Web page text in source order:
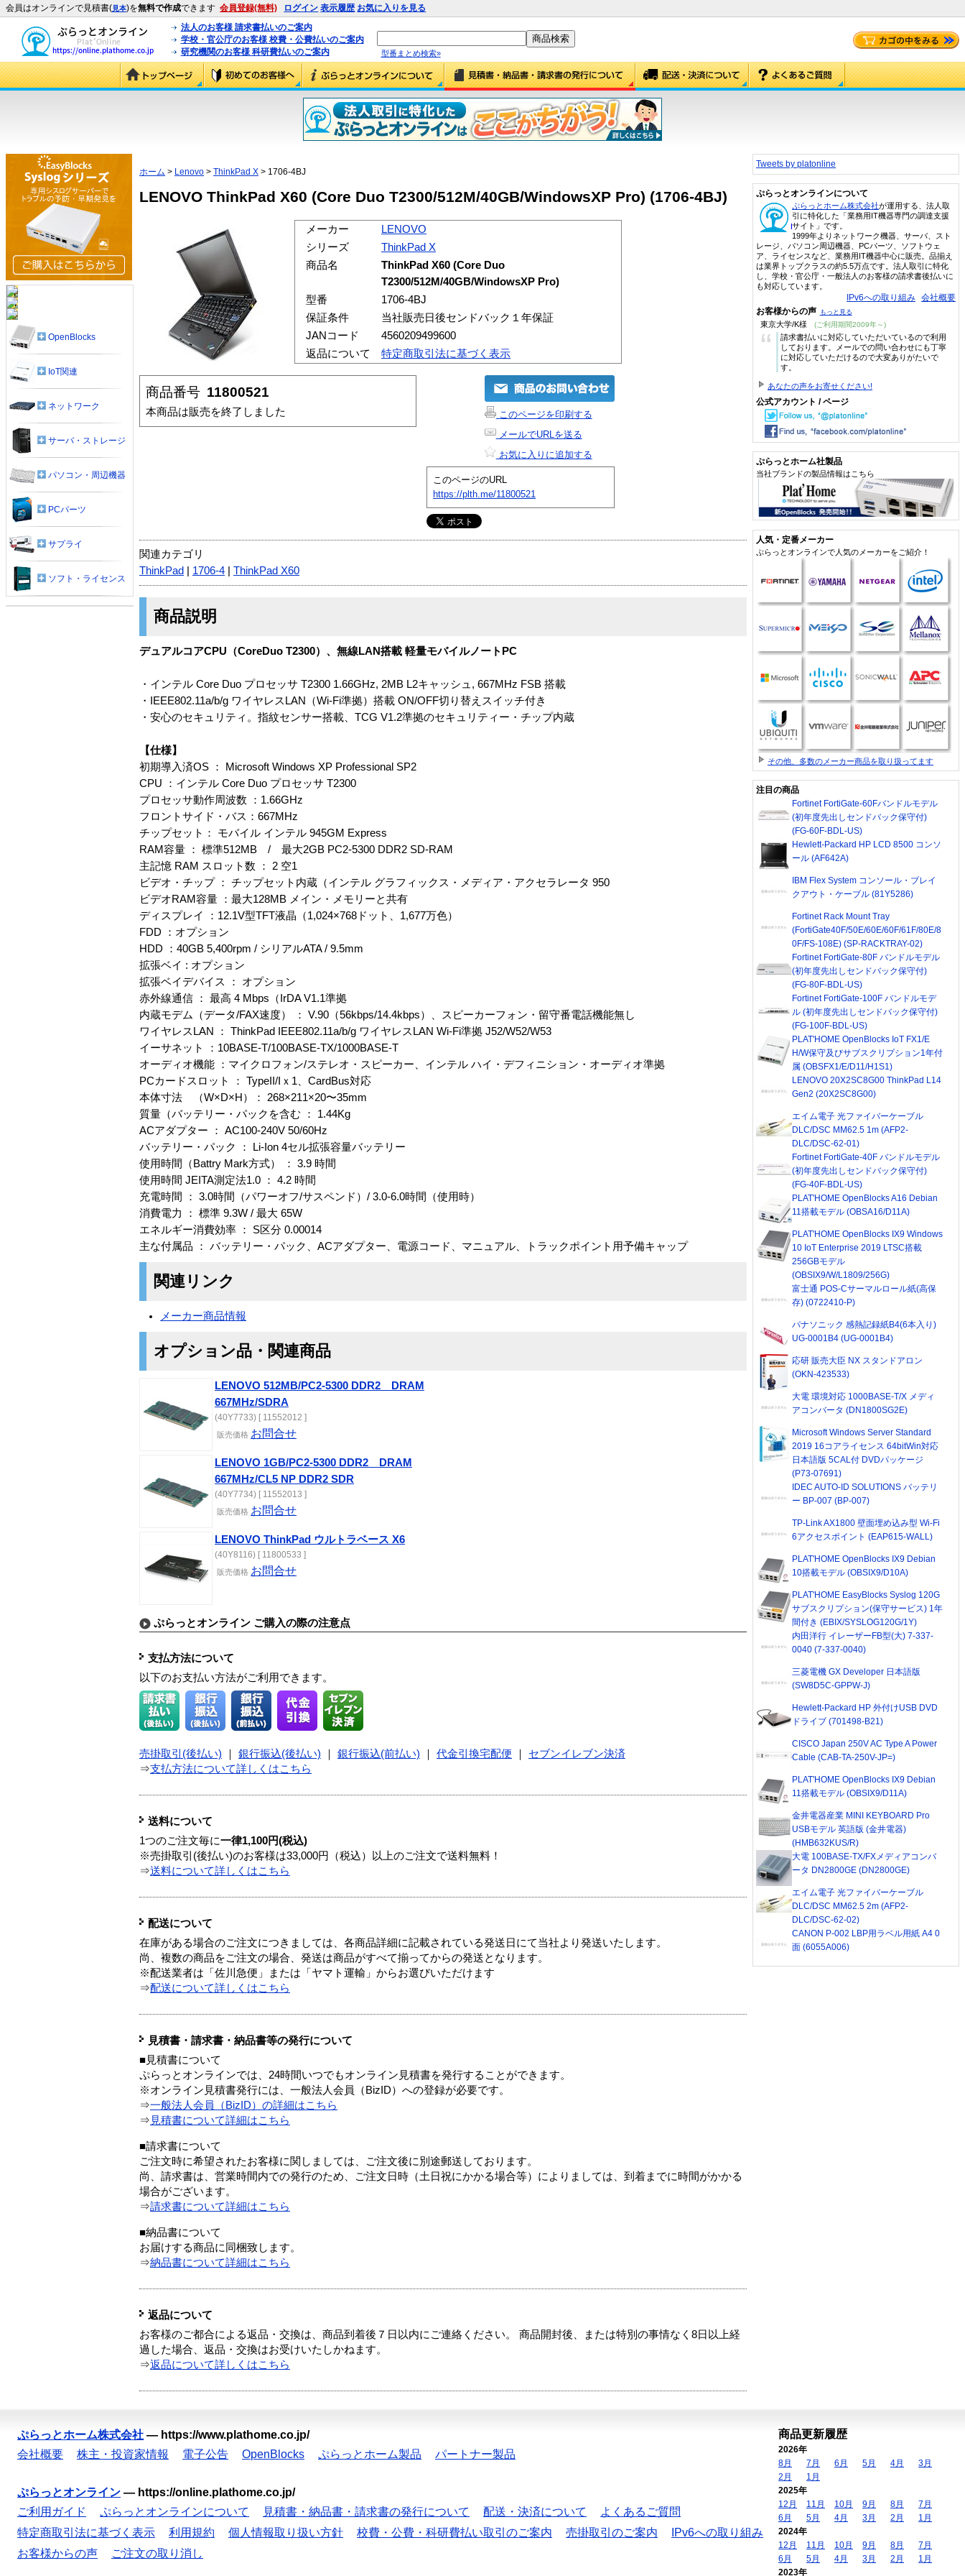
会員はオンラインで見積書(見本)を無料で作成できます 会員登録(無料) ログイン 表示履歴 お気に入りを見る
法人のお客様 請求書払いのご案内
学校・官公庁のお客様 校費・公費払いのご案内
研究機関のお客様 科研費払いのご案内
型番まとめ検索»
ホーム > Lenovo > ThinkPad X > 1706-4BJ
LENOVO ThinkPad X60 (Core Duo T2300/512M/40GB/WindowsXP Pro) (1706-4BJ)
メーカー
LENOVO
シリーズ
ThinkPad X
商品名
ThinkPad X60 (Core Duo
T2300/512M/40GB/WindowsXP Pro)
型番
1706-4BJ
保証条件
当社販売日後センドバック１年保証
JANコード
4560209499600
返品について
特定商取引法に基づく表示
商品番号 11800521
本商品は販売を終了しました
このページを印刷する
メールでURLを送る
お気に入りに追加する
このページのURL
https://plth.me/11800521
関連カテゴリ
ThinkPad
1706-4 ThinkPad X60
商品説明
デュアルコアCPU（CoreDuo T2300）、無線LAN搭載 軽量モバイルノートPC
・インテル Core Duo プロセッサ T2300 1.66GHz, 2MB L2キャッシュ, 667MHz FSB 搭載
・IEEE802.11a/b/g ワイヤレスLAN（Wi-Fi準拠）搭載 ON/OFF切り替えスイッチ付き
・安心のセキュリティ。指紋センサー搭載、TCG V1.2準拠のセキュリティー・チップ内蔵
【仕様】
初期導入済OS ： Microsoft Windows XP Professional SP2
CPU ：インテル Core Duo プロセッサ T2300
プロセッサ動作周波数 ：1.66GHz
フロントサイド・バス：667MHz
チップセット： モバイル インテル 945GM Express
RAM容量 ： 標準512MB / 最大2GB PC2-5300 DDR2 SD-RAM
主記憶 RAM スロット数 ： 2 空1
ビデオ・チップ ： チップセット内蔵（インテル グラフィックス・メディア・アクセラレータ 950
ビデオRAM容量 ：最大128MB メイン・メモリーと共有
ディスプレイ ：12.1V型TFT液晶（1,024×768ドット、1,677万色）
FDD ：オプション
HDD ：40GB 5,400rpm / シリアルATA / 9.5mm
拡張ベイ : オプション
拡張ベイデバイス ： オプション
赤外線通信 ： 最高 4 Mbps（IrDA V1.1準拠
内蔵モデム（データ/FAX速度） ： V.90（56kbps/14.4kbps）、スピーカーフォン・留守番電話機能無し
ワイヤレスLAN ： ThinkPad IEEE802.11a/b/g ワイヤレスLAN Wi-Fi準拠 J52/W52/W53
イーサネット ：10BASE-T/100BASE-TX/1000BASE-T
オーディオ機能 ：マイクロフォン/ステレオ・スピーカー、インテル ハイ・デフィニション・オーディオ準拠
PCカードスロット ： TypeII/Iｘ1、CardBus対応
本体寸法 （W×D×H）： 268×211×20〜35mm
質量（バッテリー・パックを含む ： 1.44Kg
ACアダプター ： AC100-240V 50/60Hz
バッテリー・パック ： Li-Ion 4セル拡張容量バッテリー
使用時間（Battry Mark方式） ： 3.9 時間
使用時間 JEITA測定法1.0 ： 4.2 時間
充電時間 ： 3.0時間（パワーオフ/サスペンド）/ 3.0-6.0時間（使用時）
消費電力 ： 標準 9.3W / 最大 65W
エネルギー消費効率 ： S区分 0.00014
主な付属品 ： バッテリー・パック、ACアダプター、電源コード、マニュアル、トラックポイント用予備キャップ
関連リンク
メーカー商品情報
オプション品・関連商品
LENOVO 512MB/PC2-5300 DDR2 DRAM
667MHz/SDRA
(40Y7733) [ 11552012 ]
販売価格 お問合せ
LENOVO 1GB/PC2-5300 DDR2 DRAM
667MHz/CL5 NP DDR2 SDR
(40Y7734) [ 11552013 ]
販売価格 お問合せ
LENOVO ThinkPad ウルトラベース X6
(40Y8116) [ 11800533 ]
販売価格 お問合せ
ぷらっとオンライン ご購入の際の注意点
支払方法について
以下のお支払い方法がご利用できます。
売掛取引(後払い) 銀行振込(後払い) 銀行振込(前払い) 代金引換宅配便
セブンイレブン決済
⇒支払方法について詳しくはこちら
送料について
1つのご注文毎に一律1,100円(税込)
※売掛取引(後払い)のお客様は33,000円（税込）以上のご注文で送料無料！
⇒送料について詳しくはこちら
配送について
在庫がある場合のご注文につきましては、各商品詳細に記載されている発送日にて当社より発送いたします。
尚、複数の商品をご注文の場合、発送は商品がすべて揃ってからの発送となります。
※配送業者は「佐川急便」または「ヤマト運輸」からお選びいただけます
⇒配送について詳しくはこちら
見積書・請求書・納品書等の発行について
■見積書について
ぷらっとオンラインでは、24時間いつでもオンライン見積書を発行することができます。
※オンライン見積書発行には、一般法人会員（BizID）への登録が必要です。
⇒一般法人会員（BizID）の詳細はこちら
⇒ 見積書について詳細はこちら
■請求書について
ご注文時に希望されたお客様に関しましては、ご注文後に別途郵送しております。
尚、請求書は、営業時間内での発行のため、ご注文日時（土日祝にかかる場合等）によりましては、到着までに時間がかかる
場合がございます。
⇒請求書について詳細はこちら
■納品書について
お届けする商品に同梱致します。
⇒納品書について詳細はこちら
返品について
お客様のご都合による返品・交換は、商品到着後７日以内にご連絡ください。 商品開封後、または特別の事情なく8日以上経
過した場合、返品・交換はお受けいたしかねます。
⇒返品について詳しくはこちら
OpenBlocks
IoT関連
ネットワーク
サーバ・ストレージ
パソコン・周辺機器
PCパーツ
サプライ
ソフト・ライセンス
Tweets by platonline
ぷらっとオンラインについて
ぷらっとホーム株式会社が運用する、法人取
引に特化した「業務用IT機器専門の調達支援
サイト」です。
1999年よりネットワーク機器、サーバ、スト
レージ、パソコン周辺機器、PCパーツ、ソフトウェ
ア、ライセンスなど、業務用IT機器中心に販売。品揃え
は業界トップクラスの約5.5万点です。法人取引に特化
し、学校・官公庁・一般法人のお客様の請求書後払いに
も対応しています。
IPv6への取り組み 会社概要
お客様からの声 もっと見る
東京大学/K様 (ご利用期間2009年～)
“
請求書払いに対応していただいているので利用
しております。メールでの問い合わせにも丁寧
に対応していただけるので大変ありがたいで
す。
あなたの声をお寄せください!
公式アカウント / ページ
ぷらっとホーム社製品
当社ブランドの製品情報はこちら
人気・定番メーカー
ぷらっとオンラインで人気のメーカーをご紹介！
その他、多数のメーカー商品を取り扱ってます
注目の商品
Fortinet FortiGate-60Fバンドルモデル
(初年度先出しセンドバック保守付)
(FG-60F-BDL-US)
Hewlett-Packard HP LCD 8500 コンソ
ール (AF642A)
IBM Flex System コンソール・ブレイ
クアウト・ケーブル (81Y5286)
Fortinet Rack Mount Tray
(FortiGate40F/50E/60E/60F/61F/80E/8
0F/FS-108E) (SP-RACKTRAY-02)
Fortinet FortiGate-80F バンドルモデル
(初年度先出しセンドバック保守付)
(FG-80F-BDL-US)
Fortinet FortiGate-100F バンドルモデ
ル (初年度先出しセンドバック保守付)
(FG-100F-BDL-US)
PLAT'HOME OpenBlocks IoT FX1/E
H/W保守及びサブスクリプション1年付
属 (OBSFX1/E/D11/H1S1)
LENOVO 20X2SC8G00 ThinkPad L14
Gen2 (20X2SC8G00)
エイム電子 光ファイバーケーブル
DLC/DSC MM62.5 1m (AFP2-
DLC/DSC-62-01)
Fortinet FortiGate-40F バンドルモデル
(初年度先出しセンドバック保守付)
(FG-40F-BDL-US)
PLAT'HOME OpenBlocks A16 Debian
11搭載モデル (OBSA16/D11A)
PLAT'HOME OpenBlocks IX9 Windows
10 IoT Enterprise 2019 LTSC搭載
256GBモデル
(OBSIX9/W/L1809/256G)
富士通 POS-Cサーマルロール紙(高保
存) (0722410-P)
パナソニック 感熱記録紙B4(6本入り)
UG-0001B4 (UG-0001B4)
応研 販売大臣 NX スタンドアロン
(OKN-423533)
大電 環境対応 1000BASE-T/X メディ
アコンバータ (DN1800SG2E)
Microsoft Windows Server Standard
2019 16コアライセンス 64bitWin対応
日本語版 5CAL付 DVDパッケージ
(P73-07691)
IDEC AUTO-ID SOLUTIONS バッテリ
ー BP-007 (BP-007)
TP-Link AX1800 壁面埋め込み型 Wi-Fi
6アクセスポイント (EAP615-WALL)
PLAT'HOME OpenBlocks IX9 Debian
10搭載モデル (OBSIX9/D10A)
PLAT'HOME EasyBlocks Syslog 120G
サブスクリプション(保守サービス) 1年
間付き (EBIX/SYSLOG120G/1Y)
内田洋行 イレーザーFB型(大) 7-337-
0040 (7-337-0040)
三菱電機 GX Developer 日本語版
(SW8D5C-GPPW-J)
Hewlett-Packard HP 外付けUSB DVD
ドライブ (701498-B21)
CISCO Japan 250V AC Type A Power
Cable (CAB-TA-250V-JP=)
PLAT'HOME OpenBlocks IX9 Debian
11搭載モデル (OBSIX9/D11A)
金井電器産業 MINI KEYBOARD Pro
USBモデル 英語版 (金井電器)
(HMB632KUS/R)
大電 100BASE-TX/FXメディアコンバ
ータ DN2800GE (DN2800GE)
エイム電子 光ファイバーケーブル
DLC/DSC MM62.5 2m (AFP2-
DLC/DSC-62-02)
CANON P-002 LBP用ラベル用紙 A4 0
面 (6055A006)
ぷらっとホーム株式会社 — https://www.plathome.co.jp/
会社概要
株主・投資家情報 電子公告 OpenBlocks ぷらっとホーム製品 パートナー製品
ぷらっとオンライン — https://online.plathome.co.jp/
ご利用ガイド
ぷらっとオンラインについて 見積書・納品書・請求書の発行について 配送・決済について
よくあるご質問
特定商取引法に基づく表示
利用規約 個人情報取り扱い方針 校費・公費・科研費払い取引のご案内 売掛取引のご案内
IPv6への取り組み
お客様からの声
ご注文の取り消し
商品更新履歴
2026年
8月
7月 6月 5月 4月
3月
2月
1月
2025年
12月
11月 10月 9月 8月
7月
6月
5月 4月 3月 2月
1月
2024年
12月
11月 10月 9月 8月
7月
6月
5月 4月 3月 2月
1月
2023年